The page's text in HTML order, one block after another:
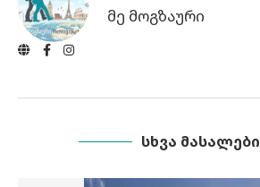
მე მოგზაური
ᲡᲮᲕᲐ ᲛᲐᲡᲐᲚᲔᲑᲘ